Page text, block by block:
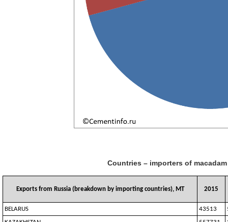
Countries – importers of
Exports from Russia (breakdown by importing countries), MT 2015
BELARUS 43513